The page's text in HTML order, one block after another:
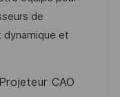
a
f
c
de
dynamique et
CAO